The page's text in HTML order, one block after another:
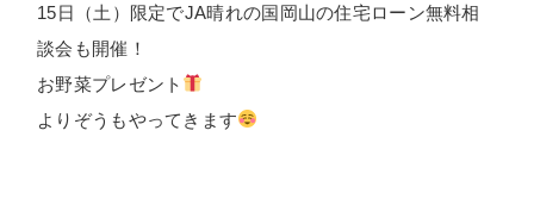
15日（土）限定でJA晴れの国岡山の住宅ローン無料相
談会も開催！
お野菜プレゼント
よりぞうもやってきます